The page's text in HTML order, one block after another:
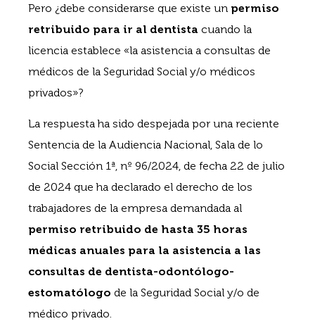
Pero ¿debe considerarse que existe un permiso
retribuido para ir al dentista cuando la
licencia establece «la asistencia a consultas de
médicos de la Seguridad Social y/o médicos
privados»?
La respuesta ha sido despejada por una reciente
Sentencia de la Audiencia Nacional, Sala de lo
Social Sección 1ª, nº 96/2024, de fecha 22 de julio
de 2024 que ha declarado el derecho de los
trabajadores de la empresa demandada al
permiso retribuido de hasta 35 horas
médicas anuales para la asistencia a las
consultas de dentista-odontólogo-
estomatólogo de la Seguridad Social y/o de
médico privado.